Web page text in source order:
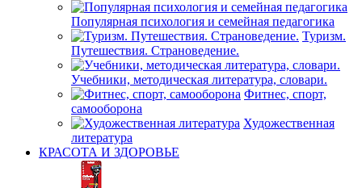
Популярная психология и семейная педагогика
Туризм.
Путешествия. Страноведение.
Учебники, методическая литература, словари.
Фитнес, спорт,
самооборона
Художественная
литература
КРАСОТА И ЗДОРОВЬЕ